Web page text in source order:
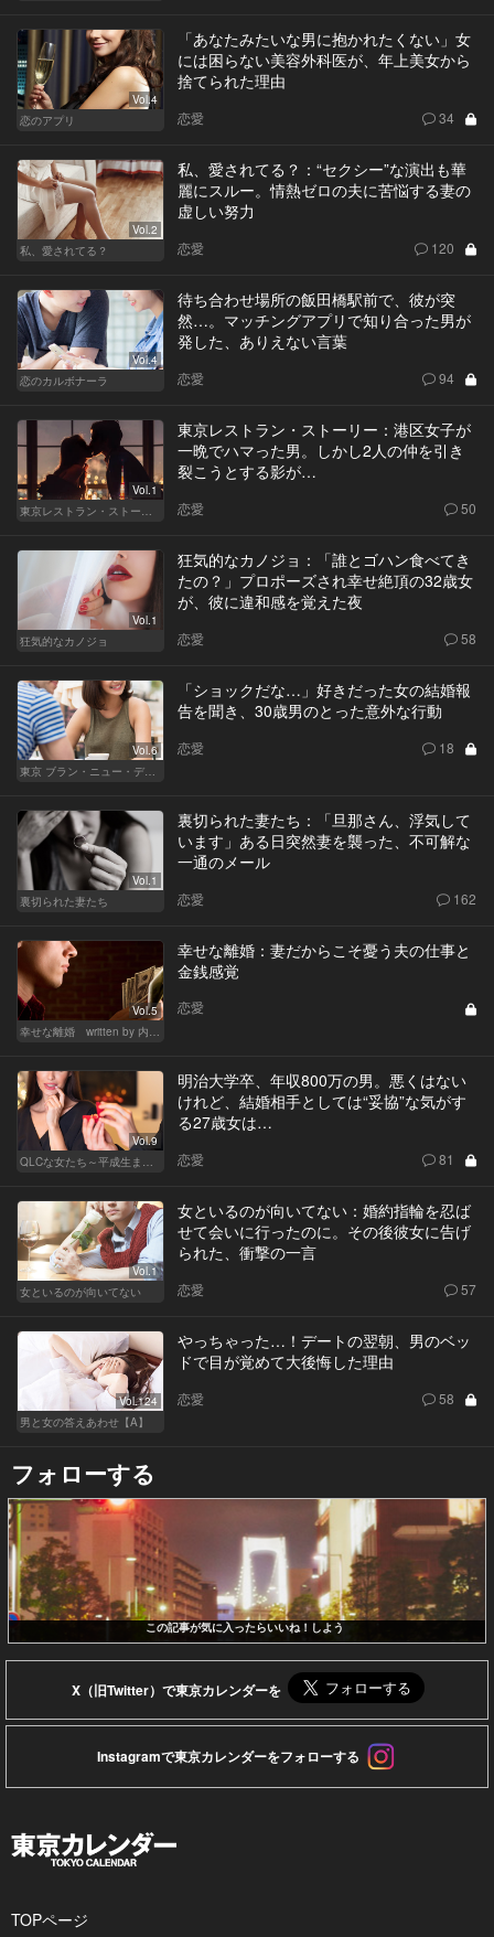
Vol.4
恋のアプリ
「あなたみたいな男に抱かれたくない」女
には困らない美容外科医が、年上美女から
捨てられた理由
恋愛 34
Vol.2
私、愛されてる？
私、愛されてる？：“セクシー”な演出も華
麗にスルー。情熱ゼロの夫に苦悩する妻の
虚しい努力
恋愛 120
Vol.4
恋のカルボナーラ
待ち合わせ場所の飯田橋駅前で、彼が突
然…。マッチングアプリで知り合った男が
発した、ありえない言葉
恋愛 94
Vol.1
東京レストラン・ストーリー
東京レストラン・ストーリー：港区女子が
一晩でハマった男。しかし2人の仲を引き
裂こうとする影が…
恋愛 50
Vol.1
狂気的なカノジョ
狂気的なカノジョ：「誰とゴハン食べてき
たの？」プロポーズされ幸せ絶頂の32歳女
が、彼に違和感を覚えた夜
恋愛 58
Vol.6
東京 ブラン・ニュー・デイズ
「ショックだな…」好きだった女の結婚報
告を聞き、30歳男のとった意外な行動
恋愛 18
Vol.1
裏切られた妻たち
裏切られた妻たち：「旦那さん、浮気して
います」ある日突然妻を襲った、不可解な
一通のメール
恋愛 162
Vol.5
幸せな離婚 written by 内埜さくら
幸せな離婚：妻だからこそ憂う夫の仕事と
金銭感覚
恋愛
Vol.9
QLCな女たち～平成生まれのジレンマ～
明治大学卒、年収800万の男。悪くはない
けれど、結婚相手としては“妥協”な気がす
る27歳女は…
恋愛 81
Vol.1
女といるのが向いてない
女といるのが向いてない：婚約指輪を忍ば
せて会いに行ったのに。その後彼女に告げ
られた、衝撃の一言
恋愛 57
Vol.124
男と女の答えあわせ【A】
やっちゃった…！デートの翌朝、男のベッ
ドで目が覚めて大後悔した理由
恋愛 58
フォローする
この記事が気に入ったらいいね！しよう
X（旧Twitter）で東京カレンダーを
Instagramで東京カレンダーをフォローする
TOPページ